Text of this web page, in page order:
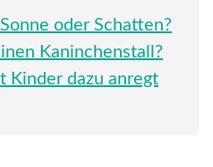
oder Schatten?
Kaninchenstall?
Kinder dazu anregt